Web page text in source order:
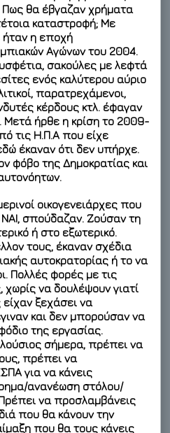
θα έβγαζαν χρήματα
καταστροφή; Με
ήταν η εποχή
Αγώνων του 2004.
σακούλες με λεφτά
ενός καλύτερου αύριο
παρατρεχάμενοι,
κέρδους κτλ. έφαγαν
Μετά ήρθε η κρίση το 2009-
τις Η.Π.Α που είχε
έκαναν ότι δεν υπήρχε.
φόβο της Δημοκρατίας και
οικογενειάρχες που
σπούδαζαν. Ζούσαν τη
ή στο εξωτερικό.
τους, έκαναν σχέδια
αυτοκρατορίας ή το να
Πολλές φορές με τις
χωρίς να δουλέψουν γιατί
ξεχάσει να
και δεν μπορούσαν να
της εργασίας.
σήμερα, πρέπει να
πρέπει να
για να κάνεις
ανανέωση στόλου/
να προσλαμβάνεις
που θα κάνουν την
που θα τους κάνεις